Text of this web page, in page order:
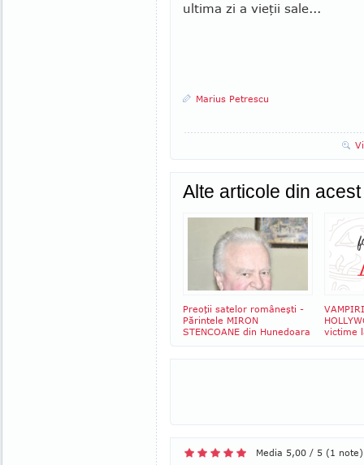
ultima zi a vieţii sale...
Marius Petrescu
Alte articole din
Preoţii satelor româneşti -
Părintele MIRON
STENCOANE din Hunedoara
victime
Media 5,00 / 5 (1 note)